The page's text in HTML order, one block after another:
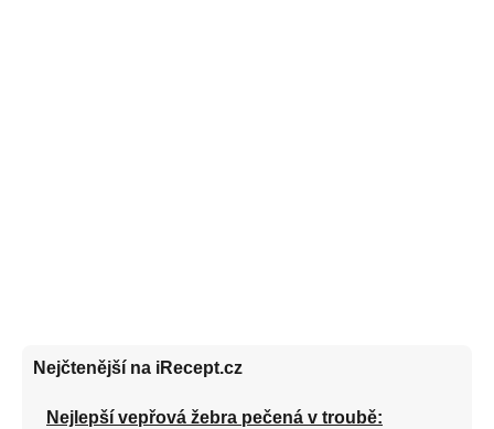
Nejčtenější na iRecept.cz
Nejlepší vepřová žebra pečená v troubě: